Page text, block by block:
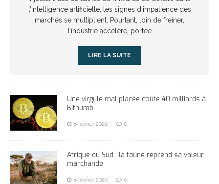
l’intelligence artificielle, les signes d’impatience des
marchés se multiplient. Pourtant, loin de freiner,
l’industrie accélère, portée
LIRE LA SUITE
Une virgule mal placée coûte 40 milliards à
Bithumb
8 février 2026 0
Afrique du Sud : la faune reprend sa valeur
marchande
8 février 2026 0